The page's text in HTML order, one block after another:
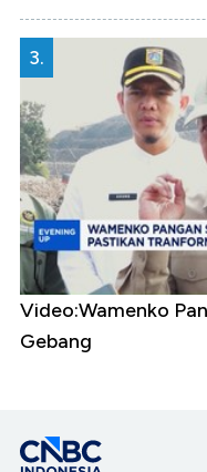
3.
Video:Wamenko
Gebang